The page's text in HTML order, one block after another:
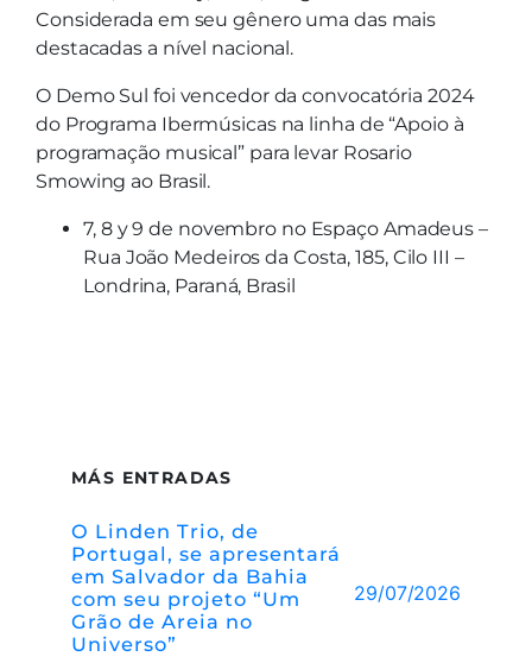
Considerada em seu gênero uma das mais
destacadas a nível nacional.
O Demo Sul foi vencedor da convocatória 2024
do Programa Ibermúsicas na linha de “Apoio à
programação musical” para levar Rosario
Smowing ao Brasil.
7, 8 y 9 de novembro no Espaço Amadeus –
Rua João Medeiros da Costa, 185, Cilo III –
Londrina, Paraná, Brasil
MÁS ENTRADAS
O Linden Trio, de
Portugal, se apresentará
em Salvador da Bahia
com seu projeto “Um
Grão de Areia no
Universo”
29/07/2026